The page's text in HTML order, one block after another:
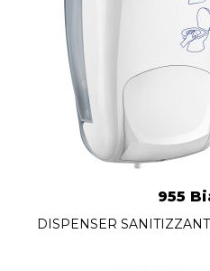
955
DISPENSER